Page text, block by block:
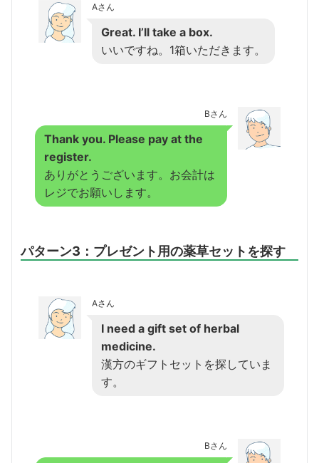
Aさん
Great. I’ll take a box.
いいですね。1箱いただきます。
Bさん
Thank you. Please pay at the
register.
ありがとうございます。お会計は
レジでお願いします。
パターン3：プレゼント用の薬草セットを探す
Aさん
I need a gift set of herbal
medicine.
漢方のギフトセットを探していま
す。
Bさん